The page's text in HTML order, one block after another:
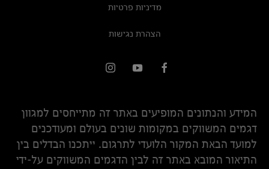
מדיניות פרטיות
הצהרת נגישות
המידע והנתונים המופיעים באתר זה מתייחסים למגוון
דגמים המשווקים במקומות שונים בעולם ומעודכנים
למועד הבאת המקור הלועדי לתרגום. ייתכנו הבדלים בין
התיאור המובא באתר זה לבין הדגמים המשווקים על-ידי